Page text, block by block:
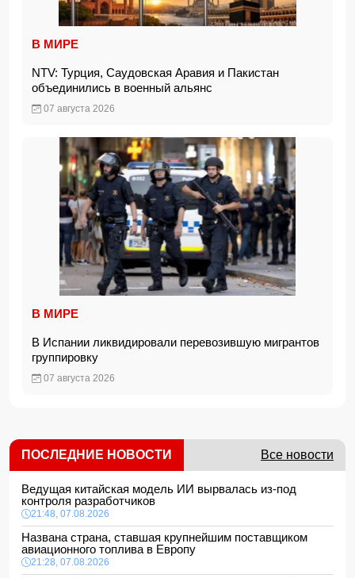
В МИРЕ
NTV: Турция, Саудовская Аравия и Пакистан
объединились в военный альянс
07 августа 2026
В МИРЕ
В Испании ликвидировали перевозившую мигрантов
группировку
07 августа 2026
ПОСЛЕДНИЕ НОВОСТИ Все новости
Ведущая китайская модель ИИ вырвалась из-под
контроля разработчиков
21:48, 07.08.2026
Названа страна, ставшая крупнейшим поставщиком
авиационного топлива в Европу
21:28, 07.08.2026